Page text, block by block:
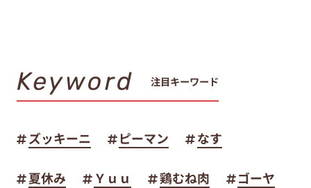
Keyword 注目キーワード
ズッキーニ ピーマン なす
夏休み Ｙｕｕ 鶏むね肉 ゴーヤ